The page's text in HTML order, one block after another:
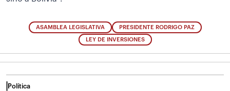
ASAMBLEA LEGISLATIVA PRESIDENTE RODRIGO PAZ
LEY DE INVERSIONES
Política